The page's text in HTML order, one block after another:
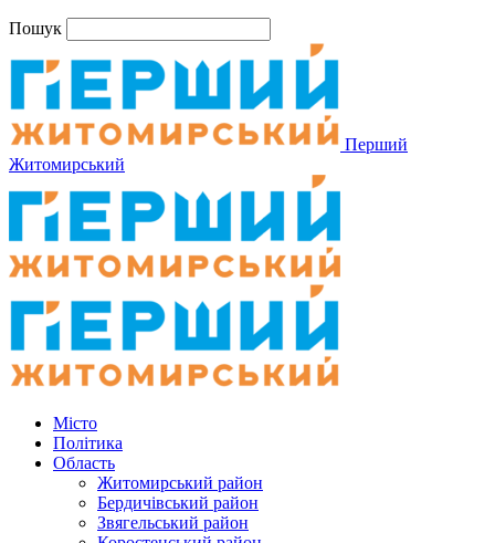
Пошук
Перший
Житомирський
Місто
Політика
Область
Житомирський район
Бердичівський район
Звягельський район